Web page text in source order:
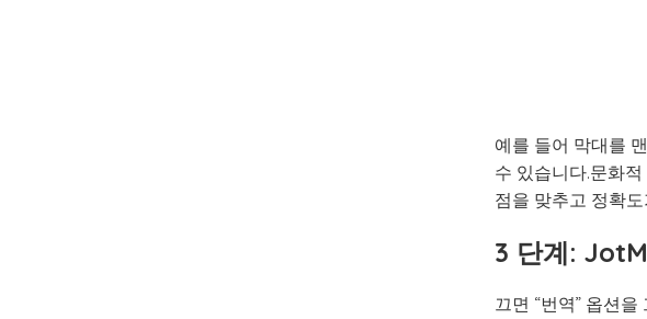
예를 들어 막대를
수 있습니다.문화
점을 맞추고 정확
3 단계:
끄면 “번역” 옵션